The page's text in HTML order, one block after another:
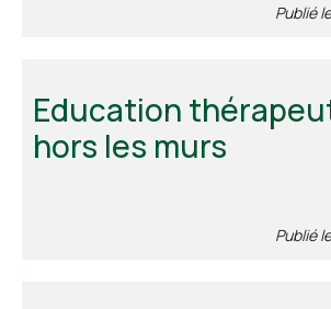
Publié le
Education
hors les murs
Publié le